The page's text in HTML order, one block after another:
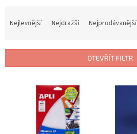
í
Nejlevnější Nejdražší Nejprodávanější
OTEVŘÍT FILTR